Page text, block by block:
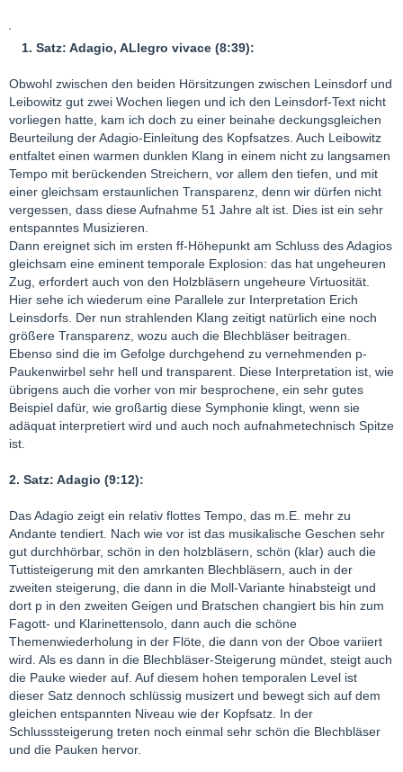
1. Satz: Adagio, ALlegro vivace (8:39):
Obwohl zwischen den beiden Hörsitzungen zwischen Leinsdorf und
Leibowitz gut zwei Wochen liegen und ich den Leinsdorf-Text nicht
vorliegen hatte, kam ich doch zu einer beinahe deckungsgleichen
Beurteilung der Adagio-Einleitung des Kopfsatzes. Auch Leibowitz
entfaltet einen warmen dunklen Klang in einem nicht zu langsamen
Tempo mit berückenden Streichern, vor allem den tiefen, und mit
einer gleichsam erstaunlichen Transparenz, denn wir dürfen nicht
vergessen, dass diese Aufnahme 51 Jahre alt ist. Dies ist ein sehr
entspanntes Musizieren.
Dann ereignet sich im ersten ff-Höhepunkt am Schluss des Adagios
gleichsam eine eminent temporale Explosion: das hat ungeheuren
Zug, erfordert auch von den Holzbläsern ungeheure Virtuosität.
Hier sehe ich wiederum eine Parallele zur Interpretation Erich
Leinsdorfs. Der nun strahlenden Klang zeitigt natürlich eine noch
größere Transparenz, wozu auch die Blechbläser beitragen.
Ebenso sind die im Gefolge durchgehend zu vernehmenden p-
Paukenwirbel sehr hell und transparent. Diese Interpretation ist, wie
übrigens auch die vorher von mir besprochene, ein sehr gutes
Beispiel dafür, wie großartig diese Symphonie klingt, wenn sie
adäquat interpretiert wird und auch noch aufnahmetechnisch Spitze
ist.
2. Satz: Adagio (9:12):
Das Adagio zeigt ein relativ flottes Tempo, das m.E. mehr zu
Andante tendiert. Nach wie vor ist das musikalische Geschen sehr
gut durchhörbar, schön in den holzbläsern, schön (klar) auch die
Tuttisteigerung mit den amrkanten Blechbläsern, auch in der
zweiten steigerung, die dann in die Moll-Variante hinabsteigt und
dort p in den zweiten Geigen und Bratschen changiert bis hin zum
Fagott- und Klarinettensolo, dann auch die schöne
Themenwiederholung in der Flöte, die dann von der Oboe variiert
wird. Als es dann in die Blechbläser-Steigerung mündet, steigt auch
die Pauke wieder auf. Auf diesem hohen temporalen Level ist
dieser Satz dennoch schlüssig musizert und bewegt sich auf dem
gleichen entspannten Niveau wie der Kopfsatz. In der
Schlusssteigerung treten noch einmal sehr schön die Blechbläser
und die Pauken hervor.